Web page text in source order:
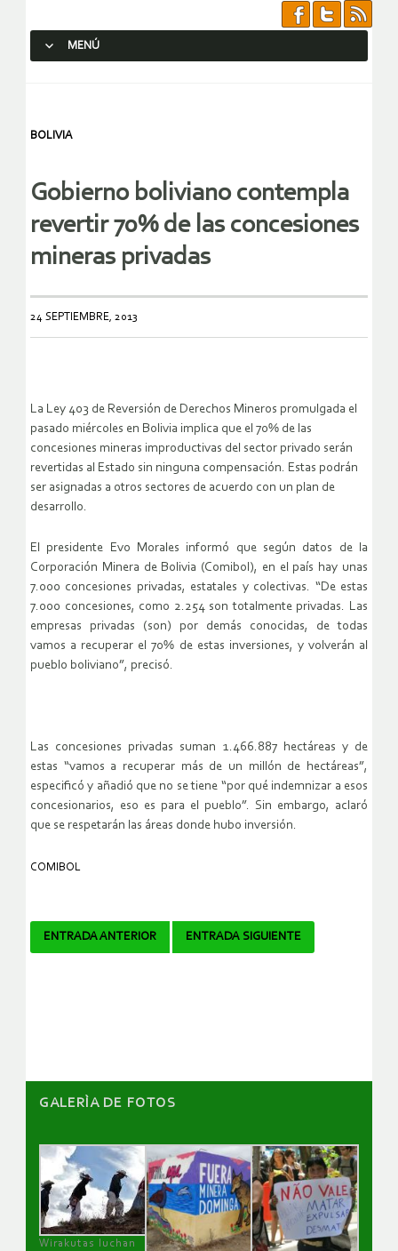
MENÚ
BOLIVIA
Gobierno boliviano contempla
revertir 70% de las concesiones
mineras privadas
24 SEPTIEMBRE, 2013
La Ley 403 de Reversión de Derechos Mineros promulgada el
pasado miércoles en Bolivia implica que el 70% de las
concesiones mineras improductivas del sector privado serán
revertidas al Estado sin ninguna compensación. Estas podrán
ser asignadas a otros sectores de acuerdo con un plan de
desarrollo.
El presidente Evo Morales informó que según datos de la
Corporación Minera de Bolivia (Comibol), en el país hay unas
7.000 concesiones privadas, estatales y colectivas. “De estas
7.000 concesiones, como 2.254 son totalmente privadas. Las
empresas privadas (son) por demás conocidas, de todas
vamos a recuperar el 70% de estas inversiones, y volverán al
pueblo boliviano”, precisó.
Las concesiones privadas suman 1.466.887 hectáreas y de
estas “vamos a recuperar más de un millón de hectáreas”,
especificó y añadió que no se tiene “por qué indemnizar a esos
concesionarios, eso es para el pueblo”. Sin embargo, aclaró
que se respetarán las áreas donde hubo inversión.
COMIBOL
Navegador
ENTRADA ANTERIOR ENTRADA SIGUIENTE
GALERÌA DE FOTOS
Wirakutas luchan